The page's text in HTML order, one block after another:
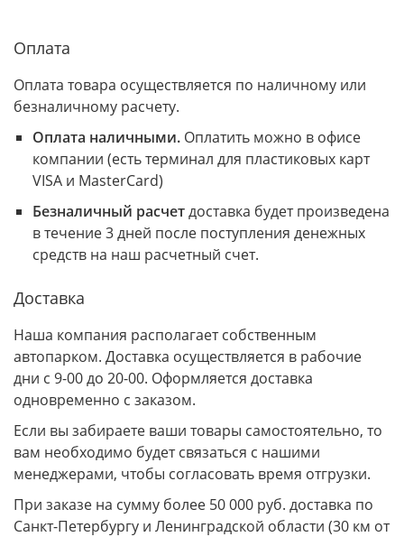
Оплата
Оплата товара осуществляется по наличному или
безналичному расчету.
Оплата наличными. Оплатить можно в офисе
компании (есть терминал для пластиковых карт
VISA и MasterCard)
Безналичный расчетдоставка будет произведена
в течение 3 дней после поступления денежных
средств на наш расчетный счет.
Доставка
Наша компания располагает собственным
автопарком. Доставка осуществляется в рабочие
дни с 9-00 до 20-00. Оформляется доставка
одновременно с заказом.
Если вы забираете ваши товары самостоятельно, то
вам необходимо будет связаться с нашими
менеджерами, чтобы согласовать время отгрузки.
При заказе на сумму более 50 000 руб. доставка по
Санкт-Петербургу и Ленинградской области (30 км от